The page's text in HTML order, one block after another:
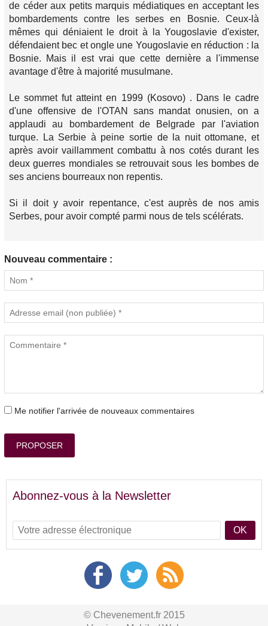
de céder aux petits marquis médiatiques en acceptant les
bombardements contre les serbes en Bosnie. Ceux-là
mêmes qui déniaient le droit à la Yougoslavie d'exister,
défendaient bec et ongle une Yougoslavie en réduction : la
Bosnie. Mais il est vrai que cette dernière a l'immense
avantage d'être à majorité musulmane.
Le sommet fut atteint en 1999 (Kosovo) . Dans le cadre
d'une offensive de l'OTAN sans mandat onusien, on a
applaudi au bombardement de Belgrade par l'aviation
turque. La Serbie à peine sortie de la nuit ottomane, et
après avoir vaillamment combattu à nos cotés durant les
deux guerres mondiales se retrouvait sous les bombes de
ses anciens bourreaux non repentis.
Si il doit y avoir repentance, c'est auprès de nos amis
Serbes, pour avoir compté parmi nous de tels scélérats.
Nouveau commentaire :
Me notifier l'arrivée de nouveaux commentaires
PROPOSER
Abonnez-vous à la Newsletter
OK
© Chevenement.fr 2015